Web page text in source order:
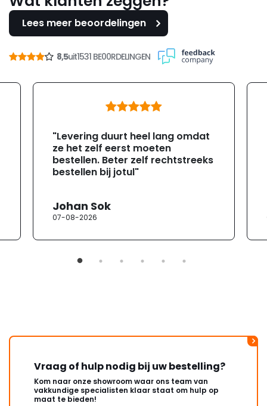
Lees meer beoordelingen
8,5uit1531 BE00RDELINGEN
"Levering duurt heel lang omdat
ze het zelf eerst moeten
bestellen. Beter zelf rechtstreeks
bestellen bij jotul"
Johan Sok
07-08-2026
Vraag of hulp nodig bij uw bestelling?
Kom naar onze showroom waar ons team van
vakkundige specialisten klaar staat om hulp op
maat te bieden!